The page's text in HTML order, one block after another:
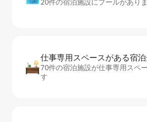
20件の宿泊施設にプールがあり
仕事専用ス⁠ペ⁠ー⁠スがあ⁠る宿⁠
70件の宿泊施設が仕事専用スペ
す